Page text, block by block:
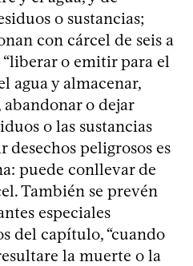
o sustancias;
con cárcel de seis a
“liberar o emitir para el
agua y almacenar,
o dejar
o las sustancias
desechos peligrosos es
puede conllevar de
También se prevén
especiales
del capítulo, “cuando
la muerte o la